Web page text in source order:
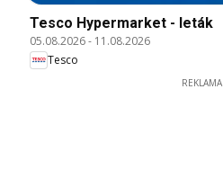
Tesco Hypermarket - leták
05.08.2026- 11.08.2026
Tesco
REKLAMA